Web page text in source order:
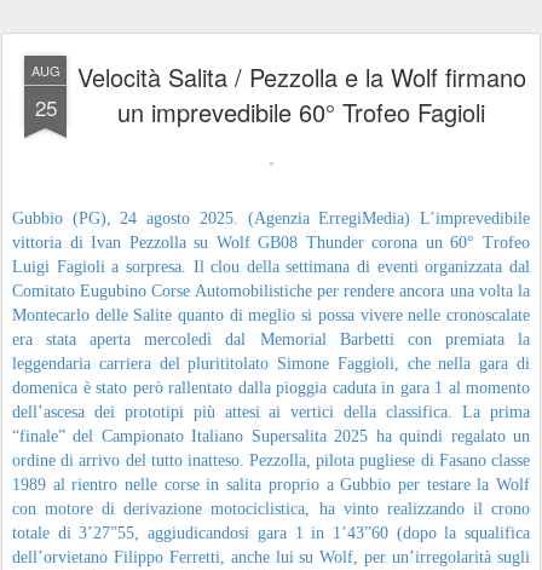
AUG
25
Velocità Salita / Pezzolla e la Wolf firmano
un imprevedibile 60° Trofeo Fagioli
Gubbio (PG), 24 agosto 2025. (Agenzia ErregiMedia) L’imprevedibile
vittoria di Ivan Pezzolla su Wolf GB08 Thunder corona un 60° Trofeo
Luigi Fagioli a sorpresa. Il clou della settimana di eventi organizzata dal
Comitato Eugubino Corse Automobilistiche per rendere ancora una volta la
Montecarlo delle Salite quanto di meglio si possa vivere nelle cronoscalate
era stata aperta mercoledì dal Memorial Barbetti con premiata la
leggendaria carriera del plurititolato Simone Faggioli, che nella gara di
domenica è stato però rallentato dalla pioggia caduta in gara 1 al momento
dell’ascesa dei prototipi più attesi ai vertici della classifica. La prima
“finale” del Campionato Italiano Supersalita 2025 ha quindi regalato un
ordine di arrivo del tutto inatteso. Pezzolla, pilota pugliese di Fasano classe
1989 al rientro nelle corse in salita proprio a Gubbio per testare la Wolf
con motore di derivazione motociclistica, ha vinto realizzando il crono
totale di 3’27”55, aggiudicandosi gara 1 in 1’43”60 (dopo la squalifica
dell’orvietano Filippo Ferretti, anche lui su Wolf, per un’irregolarità sugli